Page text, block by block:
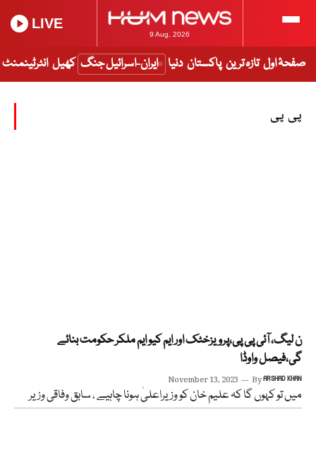
9 Aug, 2026
LIVE
صفحۂ اول تازہ ترین پاکستان دنیا ایران-اسرائیل جنگ کھیل انٹرٹینمنٹ
پی پی
ن لیگ، آئی پی پی،پرویزخٹک اور ایم کیو ایم ملکر حکومت بنائے
گی،فیصل واوڈا
November 13, 2023 ByARSHAD KHAN
میں تو کہوں گا کہ علیم خان کو وزیراعلیٰ ہونا چاہیے ، سابق وفاقی وزیر